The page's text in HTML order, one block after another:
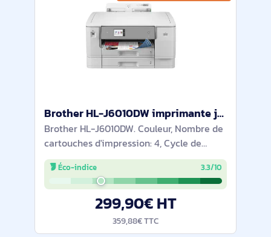
Brother HL-J6010DW imprimante jets d'encres Couleur 1200 x 4800 DPI A3 Wifi - HLJ6010DWRE1
Brother HL-J6010DW. Couleur, Nombre de
cartouches d'impression: 4, Cycle de
service (Maximum): 3500 pages par mois.
Résolution maximale: 1200 x 4800 DPI.
Taille de papier de série A ISO maximum:
Éco-indice 3.3/10
299,90€ HT
359,88€ TTC